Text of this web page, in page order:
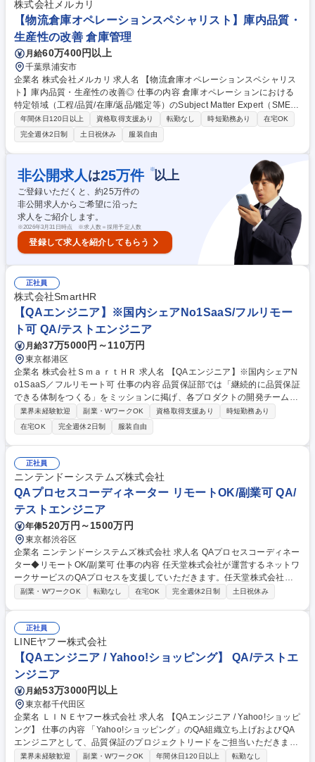
でを一気通貫で担当
株式会社メルカリ
【物流倉庫オペレーションスペシャリスト】庫内品質・
生産性の改善 倉庫管理
月給60万400円以上
千葉県浦安市
企業名 株式会社メルカリ 求人名 【物流倉庫オペレーションスペシャリス
ト】庫内品質・生産性の改善◎ 仕事の内容 倉庫オペレーションにおける
特定領域（工程/品質/在庫/返品/鑑定等）のSubject Matter Expert（SME）
として、現場の事実とデータに基づき、原因特定から改善施策の実装・定
着までを担います。 ■倉庫内オペレーションの運用・改善推進：入荷・保
管・出荷・返品・検品/鑑定等の庫内プロセスにおける、安定稼働の維持と
ボトルネック解消 ■3PLとの協働による改善の実装・定着：3PL現場責任
者/リーダーと連携し、品質・納期・生産性の課題を特定→対策→定着まで
推進■インシデント対応・再発防止■標準化(SOP/教育/監査)を“使われる
形”にする ■WMS等のシステム活用と現場運用の接続など 募集職種 【物流
倉庫オペレーションスペシャリスト】庫内品質・生産性の改善◎
年間休日120日以上 資格取得支援あり 転勤なし 時短勤務あり
在宅OK
完全週休2日制
土日祝休み 服装自由
非公開求人 は25万件 ※以上
ご登録いただくと、約25万件の
非公開求人からご希望に沿った
求人をご紹介します。
※2026年3月31日時点 ※求人数＝採用予定人数
登録して求人を紹介してもらう
正社員
株式会社SmartHR
【QAエンジニア】※国内シェアNo1SaaS/フルリモー
ト可 QA/テストエンジニア
月給37万5000円～110万円
東京都港区
企業名 株式会社ＳｍａｒｔＨＲ 求人名 【QAエンジニア】※国内シェアN
o1SaaS／フルリモート可 仕事の内容 品質保証部では「継続的に品質保証
できる体制をつくる」をミッションに掲げ、各プロダクトの開発チーム自
らが品質保証できる体制づくりを推進しています。 プロダクト開発チーム
の状況に応じて以下のようなアプローチを行っています。 ■開発チームに
参画しプロダクト開発体制を構築 ■開発チームの外から品質保証能力の獲
得支援 ■開発チームの品質保証がより楽になるための施策立案・実施 【従
事すべき業務の変更の範囲：会社の定める業務】 募集職種 【QAエンジニ
ア】※国内シェアNo1SaaS／フルリモート可
業界未経験歓迎 副業・WワークOK 資格取得支援あり
時短勤務あり
在宅OK
完全週休2日制 服装自由
正社員
ニンテンドーシステムズ株式会社
QAプロセスコーディネーター リモートOK/副業可 QA/
テストエンジニア
年俸520万円～1500万円
東京都渋谷区
企業名 ニンテンドーシステムズ株式会社 求人名 QAプロセスコーディネー
ター◆リモートOK/副業可 仕事の内容 任天堂株式会社が運営するネットワ
ークサービスのQAプロセスを支援していただきます。任天堂株式会社が
運営するネットワークサービスは、世界中のお客様に安心して利用いただ
2つを両立するために、開発チームやパートナー会社と協力して、QAプロ
セスの継続的な改善に取り組んでいただきます。 【具体的には】■パート
ナー会社を含むステークホルダーを巻き込んだQAプロセスの改善■任天堂
グループ会社、パートナー会社との折衝■新規サービスのQAチーム立ち上
げ 募集職種 QAプロセスコーディネーター◆リモートOK/副業可
副業・WワークOK 転勤なし 在宅OK 完全週休2日制 土日祝休み
正社員
LINEヤフー株式会社
【QAエンジニア / Yahoo!ショッピング】 QA/テストエ
ンジニア
月給53万3000円以上
東京都千代田区
企業名 ＬＩＮＥヤフー株式会社 求人名 【QAエンジニア / Yahoo!ショッピ
ング】 仕事の内容 「Yahoo!ショッピング」のQA組織立ち上げおよびQA
エンジニアとして、品質保証のプロジェクトリードをご担当いただきま
す。これまで「Yahoo!ショッピング」のQA業務は、エンジニアとプロダ
業界未経験歓迎 副業・WワークOK 年間休日120日以上
転勤なし